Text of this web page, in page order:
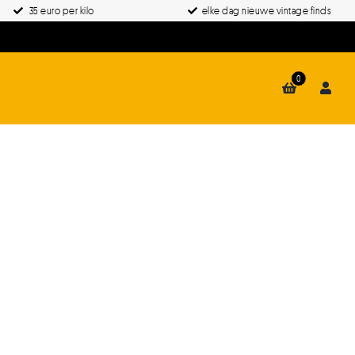
35 euro per kilo elke dag nieuwe vintage finds
0